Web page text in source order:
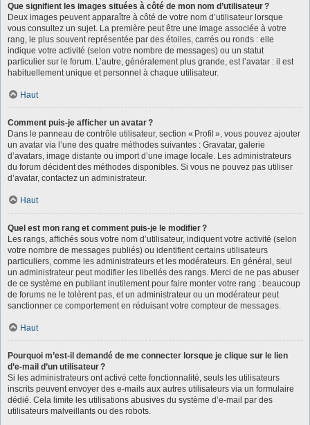
Que signifient les images situées à côté de mon nom d’utilisateur ?
Deux images peuvent apparaître à côté de votre nom d’utilisateur lorsque
vous consultez un sujet. La première peut être une image associée à votre
rang, le plus souvent représentée par des étoiles, carrés ou ronds : elle
indique votre activité (selon votre nombre de messages) ou un statut
particulier sur le forum. L’autre, généralement plus grande, est l’avatar : il est
habituellement unique et personnel à chaque utilisateur.
Haut
Comment puis-je afficher un avatar ?
Dans le panneau de contrôle utilisateur, section « Profil », vous pouvez ajouter
un avatar via l’une des quatre méthodes suivantes : Gravatar, galerie
d’avatars, image distante ou import d’une image locale. Les administrateurs
du forum décident des méthodes disponibles. Si vous ne pouvez pas utiliser
d’avatar, contactez un administrateur.
Haut
Quel est mon rang et comment puis-je le modifier ?
Les rangs, affichés sous votre nom d’utilisateur, indiquent votre activité (selon
votre nombre de messages publiés) ou identifient certains utilisateurs
particuliers, comme les administrateurs et les modérateurs. En général, seul
un administrateur peut modifier les libellés des rangs. Merci de ne pas abuser
de ce système en publiant inutilement pour faire monter votre rang : beaucoup
de forums ne le tolèrent pas, et un administrateur ou un modérateur peut
sanctionner ce comportement en réduisant votre compteur de messages.
Haut
Pourquoi m’est-il demandé de me connecter lorsque je clique sur le lien
d’e-mail d’un utilisateur ?
Si les administrateurs ont activé cette fonctionnalité, seuls les utilisateurs
inscrits peuvent envoyer des e-mails aux autres utilisateurs via un formulaire
dédié. Cela limite les utilisations abusives du système d’e-mail par des
utilisateurs malveillants ou des robots.